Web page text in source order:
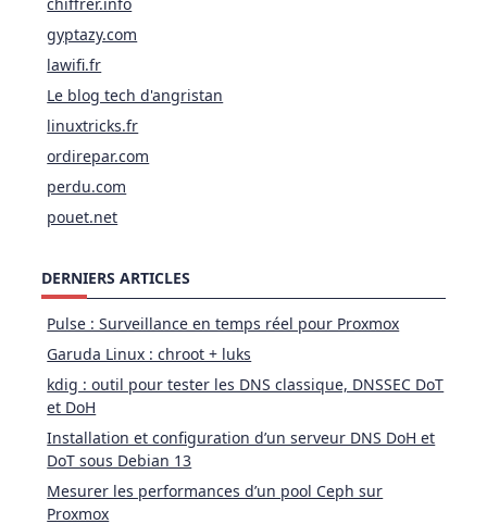
gyptazy.com
lawifi.fr
Le blog tech d'angristan
linuxtricks.fr
ordirepar.com
perdu.com
pouet.net
DERNIERS ARTICLES
Pulse : Surveillance en temps réel pour Proxmox
Garuda Linux : chroot + luks
kdig : outil pour tester les DNS classique, DNSSEC DoT
et DoH
Installation et configuration d’un serveur DNS DoH et
DoT sous Debian 13
Mesurer les performances d’un pool Ceph sur
Proxmox